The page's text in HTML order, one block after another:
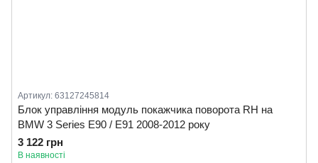
Артикул: 63127245814
Блок управління модуль покажчика поворота RH на
BMW 3 Series E90 / E91 2008-2012 року
3 122 грн
В наявності